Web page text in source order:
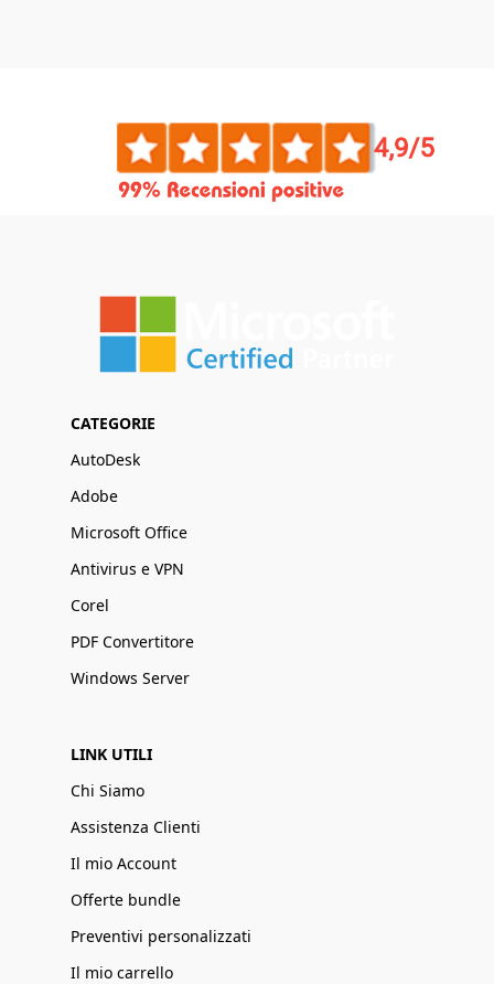
CATEGORIE
AutoDesk
Adobe
Microsoft Office
Antivirus e VPN
Corel
PDF Convertitore
Windows Server
LINK UTILI
Chi Siamo
Assistenza Clienti
Il mio Account
Offerte bundle
Preventivi personalizzati
Il mio carrello